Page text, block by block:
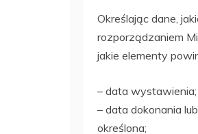
Określając dane,
rozporządzaniem
jakie elementy
– data wystawienia;
– data dokonania
określona;